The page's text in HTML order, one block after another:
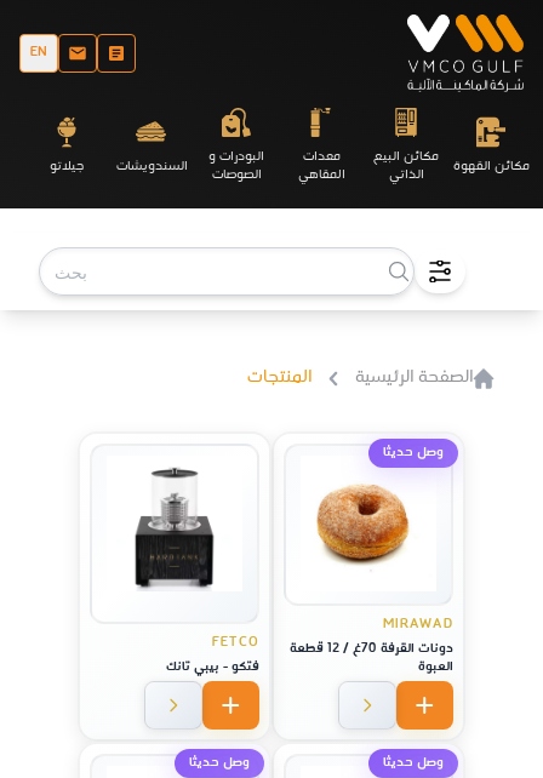
EN
مكائن القهوة مكائن البيع
الذاتي
معدات
المقاهي
البودرات و
الصوصات السندويشات جيلاتو
الصفحة الرئيسية المنتجات
وصل حديثا
MIRAWAD
دونات القرفة 70غ / 12 قطعة
العبوة
FETCO
فتكو - بيبي تانك
وصل حديثا وصل حديثا